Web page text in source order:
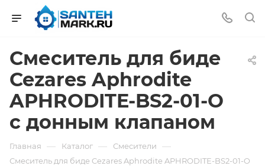
Смеситель для биде
Cezares Aphrodite
APHRODITE-BS2-01-O
с донным клапаном
Главная — Каталог — Смесители —
Смеситель для биде Cezares Aphrodite APHRODITE-BS2-01-O